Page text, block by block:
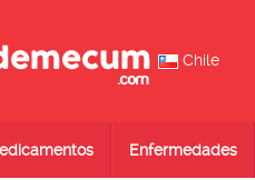
Chile
Enfermedades